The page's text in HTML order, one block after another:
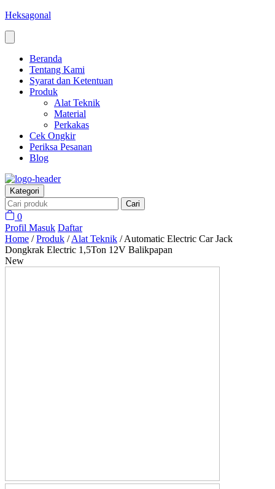
Heksagonal
Beranda
Tentang Kami
Syarat dan Ketentuan
Produk
Alat Teknik
Material
Perkakas
Cek Ongkir
Periksa Pesanan
Blog
Kategori
Cari
0
Profil Masuk Daftar
Home /Produk /Alat Teknik /Automatic Electric Car Jack
Dongkrak Electric 1,5Ton 12V Balikpapan
New